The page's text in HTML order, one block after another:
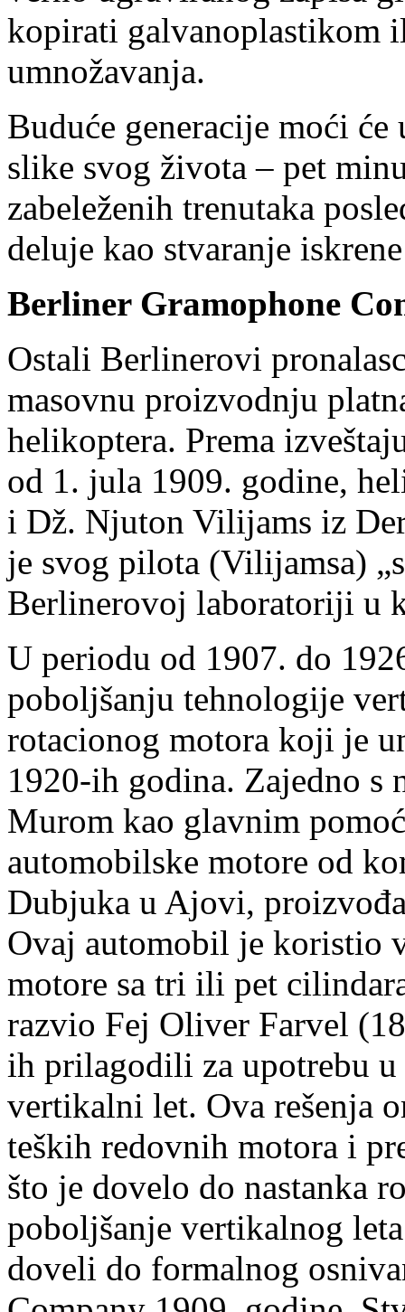
kopirati galvanoplastikom
umnožavanja.
Buduće generacije moći će
slike svog života – pet
zabeleženih trenutaka
deluje kao stvaranje
Berliner Gramophone
Ostali Berlinerovi
masovnu proizvodnju
helikoptera. Prema
od 1. jula 1909. godine,
i Dž. Njuton Vilijams iz
je svog pilota (Vilijamsa)
Berlinerovoj laboratoriji u
U periodu od 1907. do
poboljšanju tehnologije
rotacionog motora koji je
1920-ih godina. Zajedno s
Murom kao glavnim
automobilske motore od
Dubjuka u Ajovi,
Ovaj automobil je koristio
motore sa tri ili pet
razvio Fej Oliver Farvel
ih prilagodili za upotrebu u
vertikalni let. Ova rešenja
teških redovnih motora i
što je dovelo do nastanka
poboljšanje vertikalnog
doveli do formalnog